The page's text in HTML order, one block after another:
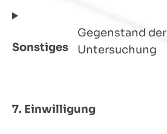
Sonstiges
Gegenstand der
Untersuchung
7. Einwilligung